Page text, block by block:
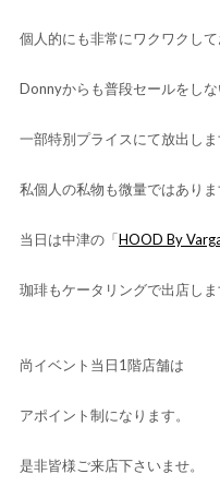
個人的にも非常にワクワクして
Donnyからも普段セールをし
一部特別プライスにて放出しま
私個人の私物も微量ではありま
当日は中津の「HOOD By
珈琲もケータリングで出店しま
尚イベント当日1階店舗は
アポイント制になります。
是非皆様ご来店下さいませ。